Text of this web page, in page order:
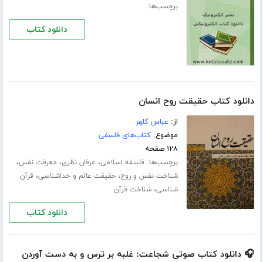
برچسب‌ها:
دانلود کتاب
دانلود کتاب حقیقت روح انسان
از: عباس کلهر
موضوع:کتاب‌های فلسفی
۱۲۸ صفحه
برچسب‌ها: فلسفه اسلامی، عرفان نظری، معرفت نفس،
شناخت نفس و روح،حقیقت عالم و خداشناسی، قرآن
شناسی،شناخت قرآن
دانلود کتاب
🎧 دانلود کتاب صوتی شجاعت: غلبه بر ترس و به دست آوردن